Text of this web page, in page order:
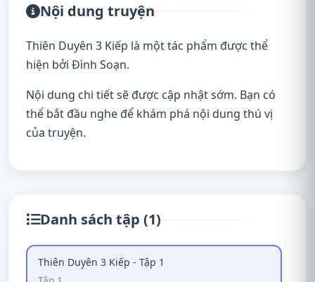
Nội dung truyện
Thiên Duyên 3 Kiếp là một tác phẩm được thể
hiện bởi Đình Soạn.
Nội dung chi tiết sẽ được cập nhật sớm. Bạn có
thể bắt đầu nghe để khám phá nội dung thú vị
của truyện.
Danh sách tập (1)
Thiên Duyên 3 Kiếp - Tập 1